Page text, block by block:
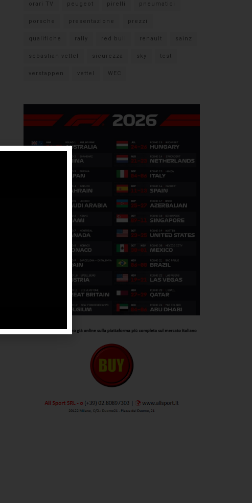
orari TV peugeot pirelli pneumatici
porsche presentazione prezzi
qualifiche rally red bull renault sainz
sebastian vettel sicurezza sky test
verstappen vettel WEC